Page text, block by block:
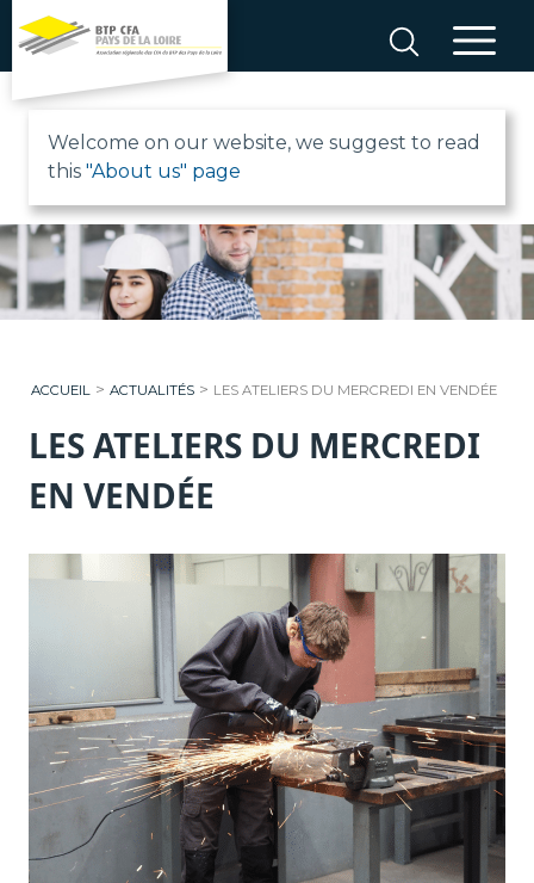
Aller
au
contenu
P
C
D
Welcome on our website, we suggest to read
this "About us" page
ACCUEIL >ACTUALITÉS > LES ATELIERS DU MERCREDI EN VENDÉE
LES ATELIERS DU MERCREDI
EN VENDÉE